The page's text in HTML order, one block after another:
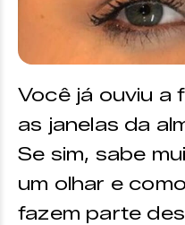
Você já ouviu a
as janelas da
Se sim, sabe
um olhar e
fazem parte